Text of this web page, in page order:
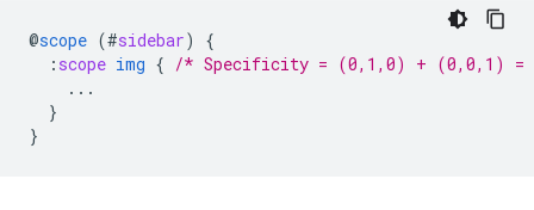
@scope (#sidebar)
{
: scope img { /* Specificity = (0,1,0) + (0,0,1)
...
}
}